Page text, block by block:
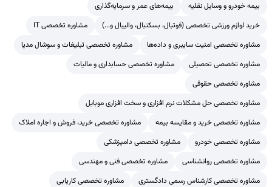
بیمه خودرو و وسایل نقلیه
بیمه‌های عمر و سرمایه‌گذاری
خرید لوازم ورزشی تخصصی (فوتبال، بسکتبال، والیبال و...)
مشاوره تخصصی IT
مشاوره تخصصی امنیت سایبری و داده‌ها
مشاوره تخصصی تبلیغات و سوشال مدیا
مشاوره تخصصی تحصیلی
مشاوره تخصصی حسابداری و مالیات
مشاوره تخصصی حقوقی
مشاوره تخصصی حل مشکلات نرم افزاری و سخت افزاری موبایل
مشاوره تخصصی خرید و مقایسه بیمه
مشاوره تخصصی خرید، فروش و اجاره املاک
مشاوره تخصصی خودرو
مشاوره تخصصی دامپزشکی
مشاوره تخصصی روانشناسی
مشاوره تخصصی فنی و مهندسی
مشاوره تخصصی کارشناس رسمی دادگستری
مشاوره تخصصی کاریابی